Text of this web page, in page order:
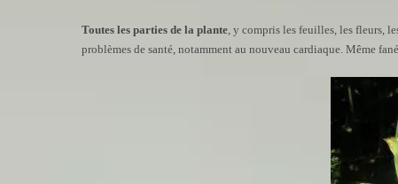
Toutes les parties de la plante , y compris les feuilles, les fleurs,
problèmes de santé, notamment au nouveau cardiaque. Même